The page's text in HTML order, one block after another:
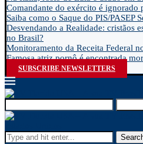
Comandante do exército é ignorado
Saiba como o Saque do PIS/PASEP
Desvendando a Realidade: cristãos
no Brasil?
Monitoramento da Receita Federal
Famosa atriz pornô é encontrada
SUBSCRIBE NEWSLETTERS